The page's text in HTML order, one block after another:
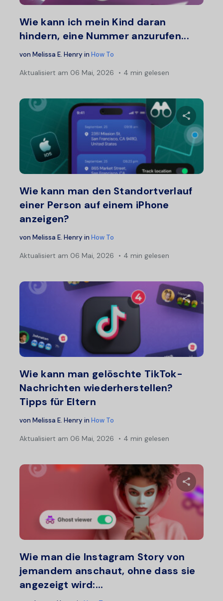
Wie kann ich mein Kind daran
hindern, eine Nummer anzurufen...
von Melissa E. Henry in How To
Aktualisiert am 06 Mai, 2026 4 min gelesen
Diesen
Wie kann man den Standortverlauf
einer Person auf einem iPhone
anzeigen?
von Melissa E. Henry in How To
Aktualisiert am 06 Mai, 2026 4 min gelesen
Wie kann man gelöschte TikTok-
Nachrichten wiederherstellen?
Tipps für Eltern
von Melissa E. Henry in How To
Aktualisiert am 06 Mai, 2026 4 min gelesen
Diesen
Wie man die Instagram Story von
jemandem anschaut, ohne dass sie
angezeigt wird:...